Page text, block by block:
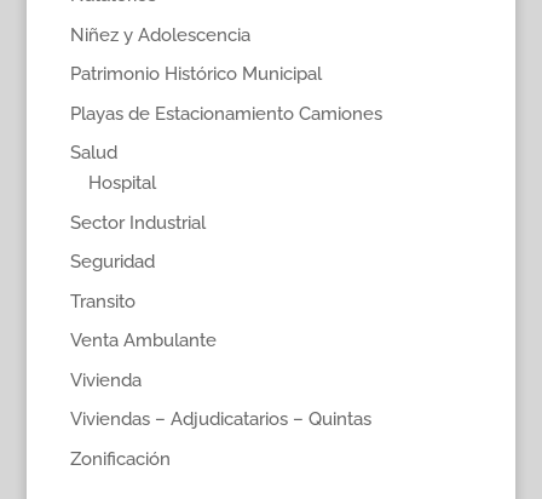
Niñez y Adolescencia
Patrimonio Histórico Municipal
Playas de Estacionamiento Camiones
Salud
Hospital
Sector Industrial
Seguridad
Transito
Venta Ambulante
Vivienda
Viviendas – Adjudicatarios – Quintas
Zonificación